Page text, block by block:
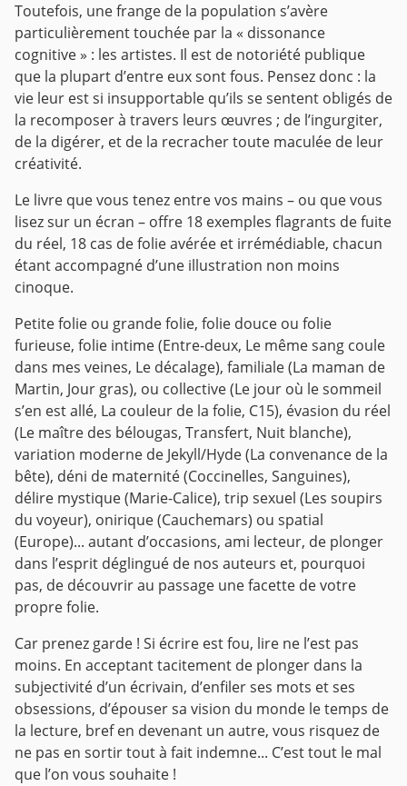
Toutefois, une frange de la population s’avère
particulièrement touchée par la « dissonance
cognitive » : les artistes. Il est de notoriété publique
que la plupart d’entre eux sont fous. Pensez donc : la
vie leur est si insupportable qu’ils se sentent obligés de
la recomposer à travers leurs œuvres ; de l’ingurgiter,
de la digérer, et de la recracher toute maculée de leur
créativité.
Le livre que vous tenez entre vos mains – ou que vous
lisez sur un écran – offre 18 exemples flagrants de fuite
du réel, 18 cas de folie avérée et irrémédiable, chacun
étant accompagné d’une illustration non moins
cinoque.
Petite folie ou grande folie, folie douce ou folie
furieuse, folie intime (Entre-deux, Le même sang coule
dans mes veines, Le décalage), familiale (La maman de
Martin, Jour gras), ou collective (Le jour où le sommeil
s’en est allé, La couleur de la folie, C15), évasion du réel
(Le maître des bélougas, Transfert, Nuit blanche),
variation moderne de Jekyll/Hyde (La convenance de la
bête), déni de maternité (Coccinelles, Sanguines),
délire mystique (Marie-Calice), trip sexuel (Les soupirs
du voyeur), onirique (Cauchemars) ou spatial
(Europe)... autant d’occasions, ami lecteur, de plonger
dans l’esprit déglingué de nos auteurs et, pourquoi
pas, de découvrir au passage une facette de votre
propre folie.
Car prenez garde ! Si écrire est fou, lire ne l’est pas
moins. En acceptant tacitement de plonger dans la
subjectivité d’un écrivain, d’enfiler ses mots et ses
obsessions, d’épouser sa vision du monde le temps de
la lecture, bref en devenant un autre, vous risquez de
ne pas en sortir tout à fait indemne... C’est tout le mal
que l’on vous souhaite !